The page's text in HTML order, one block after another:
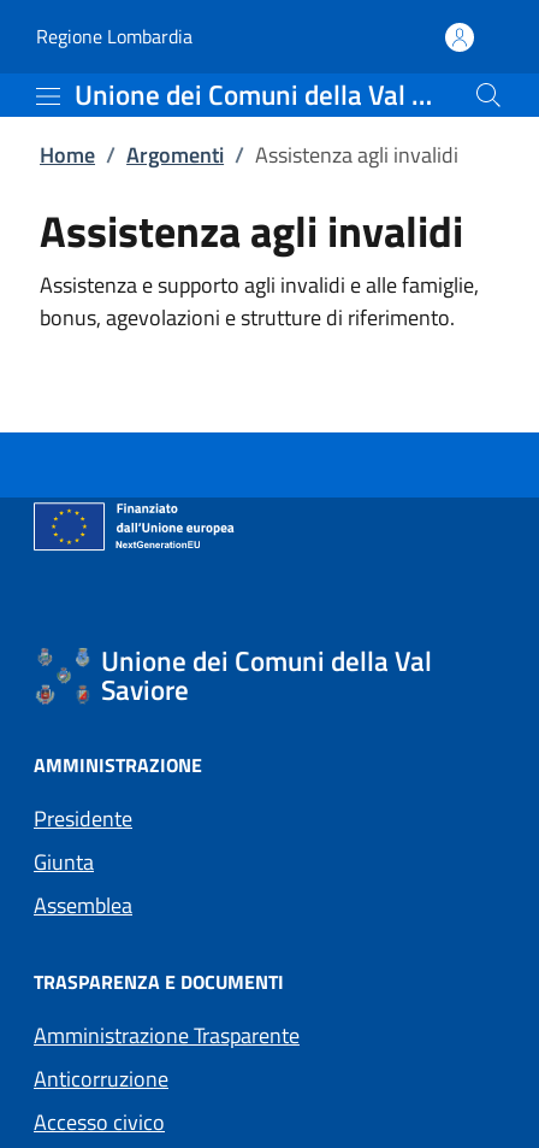
Assistenza agli invalidi
Regione Lombardia(apre in un'altra scheda).
Unione dei Comuni della Val Saviore
Home / Argomenti / Assistenza agli invalidi
Assistenza agli invalidi
Assistenza e supporto agli invalidi e alle famiglie,
bonus, agevolazioni e strutture di riferimento.
Unione dei Comuni della Val
Saviore
AMMINISTRAZIONE
Presidente
Giunta
Assemblea
TRASPARENZA E DOCUMENTI
Amministrazione Trasparente
Anticorruzione
Accesso civico